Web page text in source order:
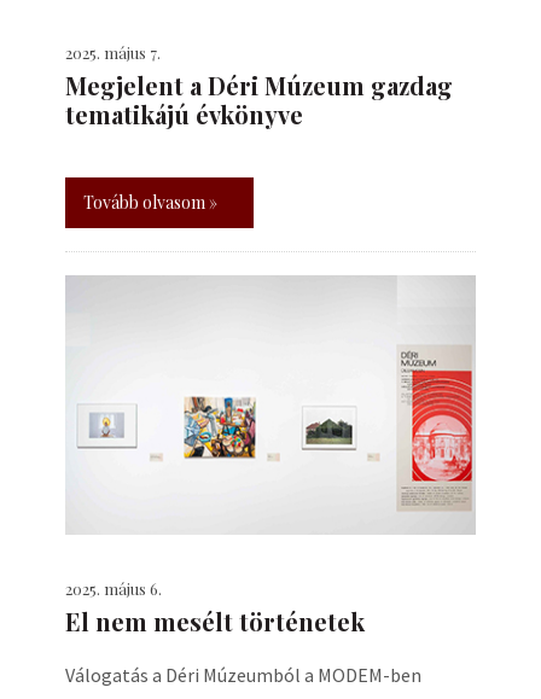
2025. május 7.
Megjelent a Déri Múzeum gazdag
tematikájú évkönyve
Tovább olvasom »
2025. május 6.
El nem mesélt történetek
Válogatás a Déri Múzeumból a MODEM-ben